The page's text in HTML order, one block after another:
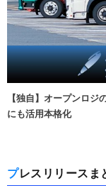
【独自】オープンロ
にも活用本格化
プレスリリース